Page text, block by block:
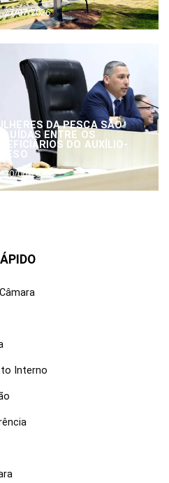
27/07/2026
DA PESCA SÃO
ENTRE OS
DO AUXÍLIO-
30/06/2026
Interno